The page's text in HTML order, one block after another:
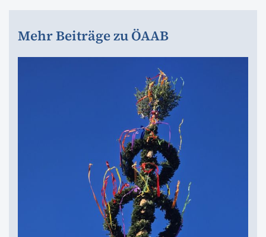
Mehr Beiträge zu ÖAAB